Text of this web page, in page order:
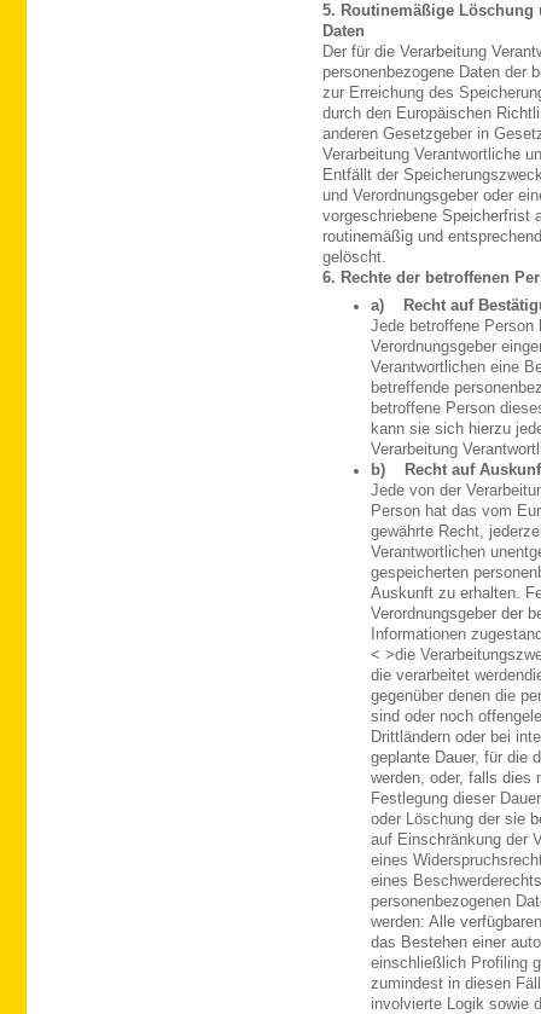
5. Routinemäßige Löschung
Daten
Der für die Verarbeitung
personenbezogene Daten der
zur Erreichung des
durch den Europäischen
anderen Gesetzgeber in
Verarbeitung Verantwortliche
Entfällt der
und Verordnungsgeber oder
vorgeschriebene Speicherfrist
routinemäßig und
gelöscht.
6. Rechte der betroffenen
a) Recht auf
Jede betroffene Person
Verordnungsgeber
Verantwortlichen eine
betreffende
betroffene Person
kann sie sich hierzu
Verarbeitung
b) Recht auf
Jede von der
Person hat das vom
gewährte Recht,
Verantwortlichen
gespeicherten
Auskunft zu erhalten.
Verordnungsgeber der
Informationen
< >die
die verarbeitet werden
gegenüber denen die
sind oder noch
Drittländern oder bei
geplante Dauer, für die
werden, oder, falls dies
Festlegung dieser Dauer
oder Löschung der sie
auf Einschränkung der
eines
eines
personenbezogenen
werden: Alle
das Bestehen einer
einschließlich Profiling
zumindest in diesen
involvierte Logik sowie